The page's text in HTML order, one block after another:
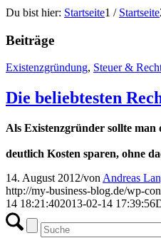
Du bist hier: Startseite1 / Startseite
Beiträge
Existenzgründung, Steuer &
Die beliebtesten
Als Existenzgründer sollte
deutlich Kosten sparen, ohne
14. August 2012/von Andreas
http://my-business-blog.de/wp-
14 18:21:402013-02-14 17:39:56